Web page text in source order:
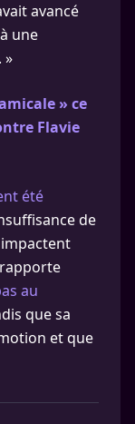
avancé
une
»
» ce
Flavie
été
de
au
que sa
et que